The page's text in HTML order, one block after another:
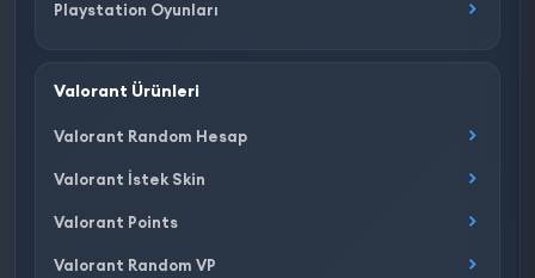
Playstation Oyunları
Valorant Ürünleri
Valorant Random Hesap
Valorant İstek Skin
Valorant Points
Valorant Random VP